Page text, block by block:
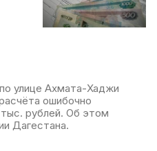
улице Ахмата-Хаджи
ошибочно
тыс. рублей. Об этом
Дагестана.